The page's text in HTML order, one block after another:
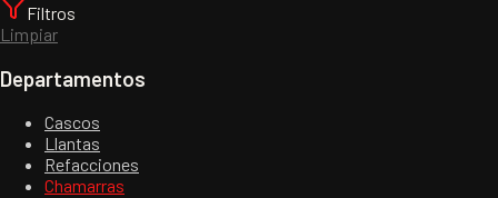
Filtros
Limpiar
Departamentos
Cascos
Llantas
Refacciones
Chamarras